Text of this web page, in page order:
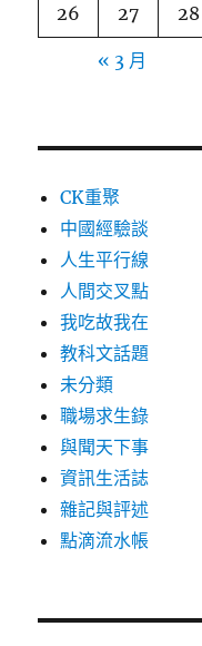
26 27 28
« 3 月
CK重聚
中國經驗談
人生平行線
人間交叉點
我吃故我在
教科文話題
未分類
職場求生錄
與聞天下事
資訊生活誌
雜記與評述
點滴流水帳